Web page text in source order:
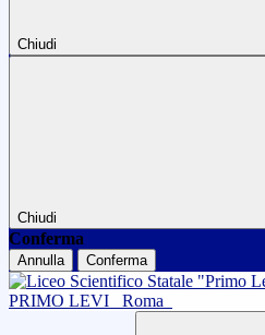
Chiudi
Chiudi
Conferma
Annulla Conferma
PRIMO LEVI
Roma